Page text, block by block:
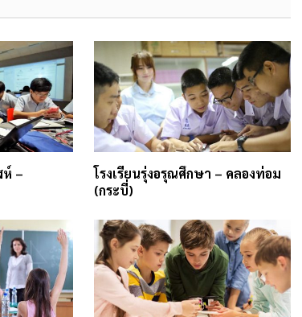
ห์ –
โรงเรียนรุ่งอรุณศึกษา – คลองท่อม
(กระบี่)